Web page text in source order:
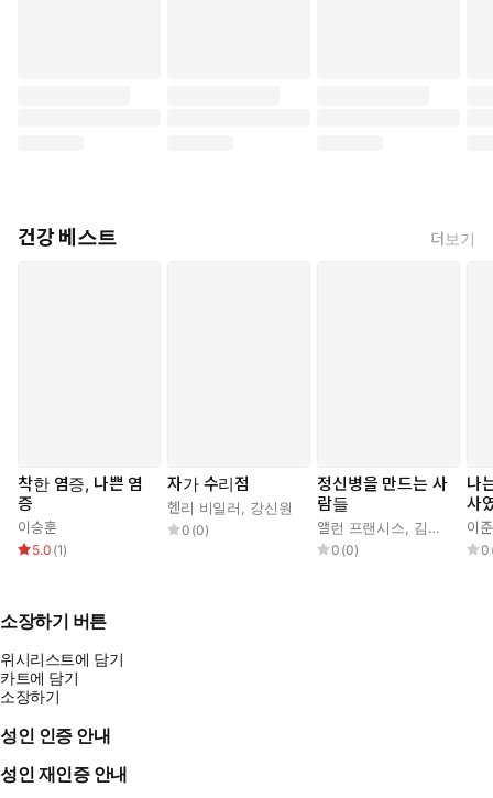
건강 베스트 더보기
착한 염증, 나쁜 염
증
이승훈
5.0 (1)
자가 수리점
헨리 비일러, 강신원
0 (0)
정신병을 만드는 사
람들
앨런 프랜시스, 김명남
0 (0)
나
사
이
0
소장하기 버튼
위시리스트에 담기
카트에 담기
소장하기
성인 인증 안내
성인 재인증 안내